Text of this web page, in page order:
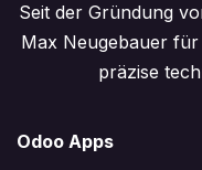
Seit der Gründung
Max Neugebauer
präzise
Odoo Apps